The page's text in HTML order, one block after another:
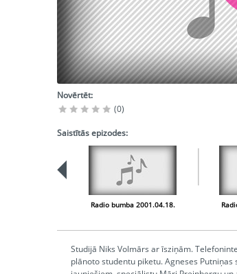
Novērtēt:
(0)
Saistītās epizodes:
Radio bumba 2001.04.18.
Studijā Niks Volmārs ar īsziņām.
plānoto studentu piketu. Agneses